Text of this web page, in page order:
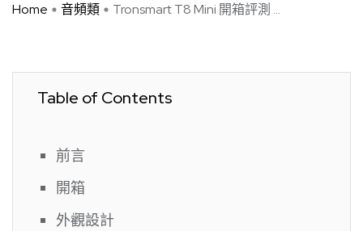
Home 音頻類 Tronsmart T8 Mini 開箱評測 ...
Table of Contents
前言
開箱
外觀設計